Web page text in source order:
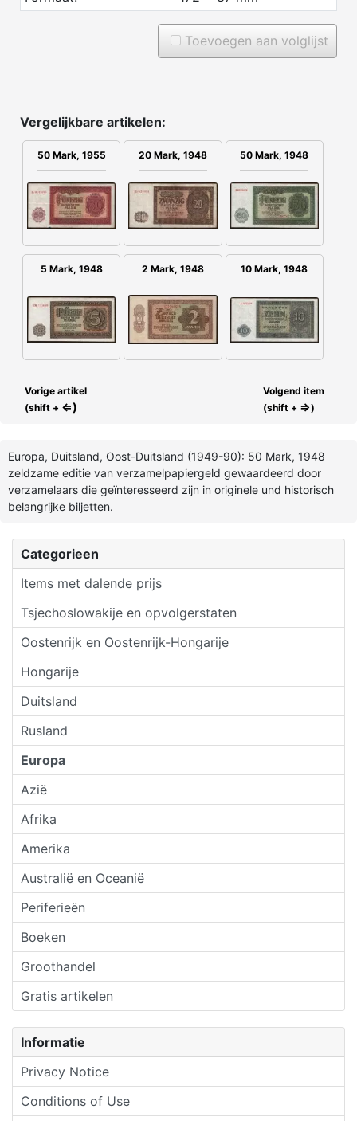
Categorieen
Items met dalende prijs
Tsjechoslowakije en opvolgerstaten
Oostenrijk en Oostenrijk-Hongarije
Hongarije
Duitsland
Rusland
Europa
Azië
Afrika
Amerika
Australië en Oceanië
Periferieën
Boeken
Groothandel
Gratis artikelen
Informatie
Privacy Notice
Conditions of Use
Toevoegen aan volglijst
Vergelijkbare artikelen:
50 Mark, 1955 20 Mark, 1948 50 Mark, 1948
5 Mark, 1948 2 Mark, 1948 10 Mark, 1948
Vorige artikel
(shift + ⇐)
Volgend item
(shift + ⇒)
Europa, Duitsland, Oost-Duitsland (1949-90): 50 Mark, 1948
zeldzame editie van verzamelpapiergeld gewaardeerd door
verzamelaars die geïnteresseerd zijn in originele und historisch
belangrijke biljetten.